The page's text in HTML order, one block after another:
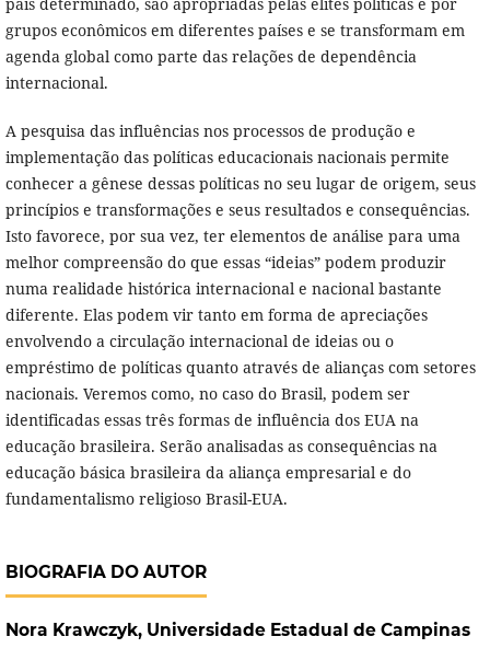
país determinado, são apropriadas pelas elites políticas e por
grupos econômicos em diferentes países e se transformam em
agenda global como parte das relações de dependência
internacional.
A pesquisa das influências nos processos de produção e
implementação das políticas educacionais nacionais permite
conhecer a gênese dessas políticas no seu lugar de origem, seus
princípios e transformações e seus resultados e consequências.
Isto favorece, por sua vez, ter elementos de análise para uma
melhor compreensão do que essas “ideias” podem produzir
numa realidade histórica internacional e nacional bastante
diferente. Elas podem vir tanto em forma de apreciações
envolvendo a circulação internacional de ideias ou o
empréstimo de políticas quanto através de alianças com setores
nacionais. Veremos como, no caso do Brasil, podem ser
identificadas essas três formas de influência dos EUA na
educação brasileira. Serão analisadas as consequências na
educação básica brasileira da aliança empresarial e do
fundamentalismo religioso Brasil-EUA.
BIOGRAFIA DO AUTOR
Nora Krawczyk, Universidade Estadual de Campinas